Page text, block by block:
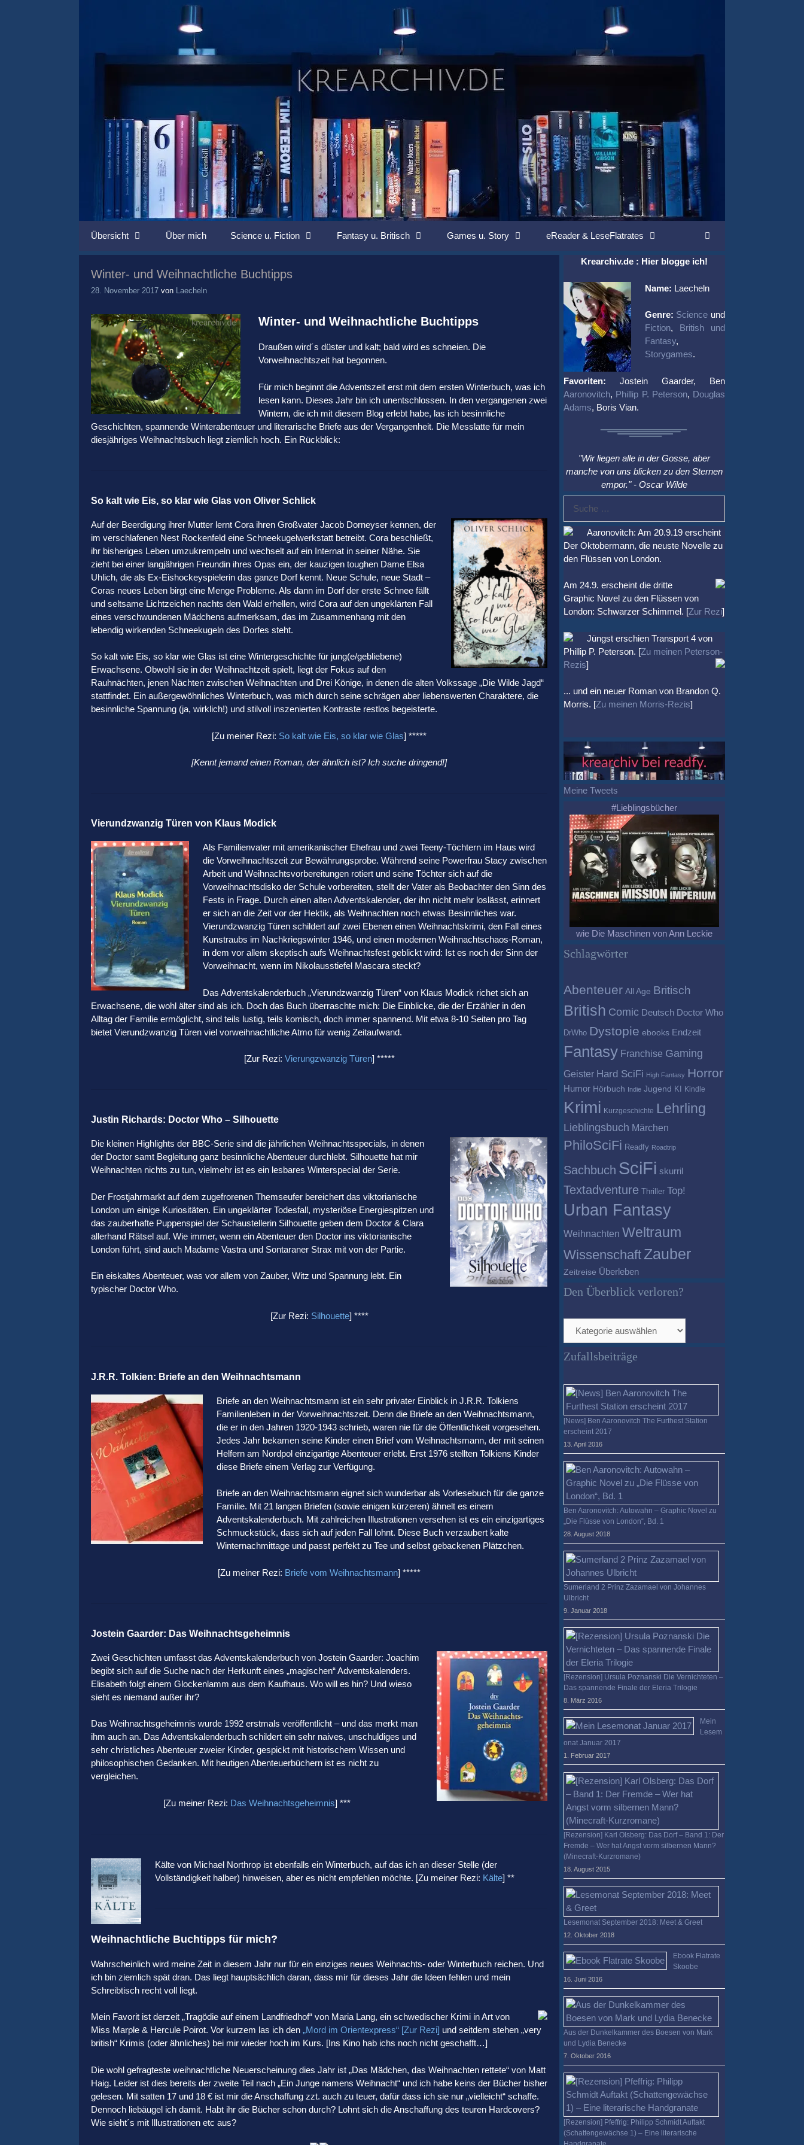
Übersicht Über mich Science u. Fiction Fantasy u. Britisch Games u. Story eReader & LeseFlatrates
Winter- und Weihnachtliche Buchtipps
28. November 2017 von Laecheln
Winter- und Weihnachtliche Buchtipps
Draußen wird´s düster und kalt; bald wird es schneien. Die
Vorweihnachtszeit hat begonnen.
Für mich beginnt die Adventszeit erst mit dem ersten Winterbuch, was ich
lesen kann. Dieses Jahr bin ich unentschlossen. In den vergangenen zwei
Wintern, die ich mit diesem Blog erlebt habe, las ich besinnliche
Geschichten, spannende Winterabenteuer und literarische Briefe aus der Vergangenheit. Die Messlatte für mein
diesjähriges Weihnachtsbuch liegt ziemlich hoch. Ein Rückblick:
So kalt wie Eis, so klar wie Glas von Oliver Schlick
Auf der Beerdigung ihrer Mutter lernt Cora ihren Großvater Jacob Dorneyser kennen, der
im verschlafenen Nest Rockenfeld eine Schneekugelwerkstatt betreibt. Cora beschließt,
ihr bisheriges Leben umzukrempeln und wechselt auf ein Internat in seiner Nähe. Sie
zieht bei einer langjährigen Freundin ihres Opas ein, der kauzigen toughen Dame Elsa
Uhlich, die als Ex-Eishockeyspielerin das ganze Dorf kennt. Neue Schule, neue Stadt –
Coras neues Leben birgt eine Menge Probleme. Als dann im Dorf der erste Schnee fällt
und seltsame Lichtzeichen nachts den Wald erhellen, wird Cora auf den ungeklärten Fall
eines verschwundenen Mädchens aufmerksam, das im Zusammenhang mit den
lebendig wirkenden Schneekugeln des Dorfes steht.
So kalt wie Eis, so klar wie Glas ist eine Wintergeschichte für jung(e/gebliebene)
Erwachsene. Obwohl sie in der Weihnachtzeit spielt, liegt der Fokus auf den
Rauhnächten, jenen Nächten zwischen Weihnachten und Drei Könige, in denen die alten Volkssage „Die Wilde Jagd“
stattfindet. Ein außergewöhnliches Winterbuch, was mich durch seine schrägen aber liebenswerten Charaktere, die
besinnliche Spannung (ja, wirklich!) und stilvoll inszenierten Kontraste restlos begeisterte.
[Zu meiner Rezi: So kalt wie Eis, so klar wie Glas] *****
[Kennt jemand einen Roman, der ähnlich ist? Ich suche dringend!]
Vierundzwanzig Türen von Klaus Modick
Als Familienvater mit amerikanischer Ehefrau und zwei Teeny-Töchtern im Haus wird
die Vorweihnachtszeit zur Bewährungsprobe. Während seine Powerfrau Stacy zwischen
Arbeit und Weihnachtsvorbereitungen rotiert und seine Töchter sich auf die
Vorweihnachtsdisko der Schule vorbereiten, stellt der Vater als Beobachter den Sinn des
Fests in Frage. Durch einen alten Adventskalender, der ihn nicht mehr loslässt, erinnert
er sich an die Zeit vor der Hektik, als Weihnachten noch etwas Besinnliches war.
Vierundzwanzig Türen schildert auf zwei Ebenen einen Weihnachtskrimi, den Fall eines
Kunstraubs im Nachkriegswinter 1946, und einen modernen Weihnachtschaos-Roman,
in dem vor allem skeptisch aufs Weihnachtsfest geblickt wird: Ist es noch der Sinn der
Vorweihnacht, wenn im Nikolausstiefel Mascara steckt?
Das Adventskalenderbuch „Vierundzwanzig Türen“ von Klaus Modick richet sich an
Erwachsene, die wohl älter sind als ich. Doch das Buch überraschte mich: Die Einblicke, die der Erzähler in den
Alltag der Familie ermöglicht, sind teils lustig, teils komisch, doch immer spannend. Mit etwa 8-10 Seiten pro Tag
bietet Vierundzwanzig Türen viel vorweihnachtliche Atmo für wenig Zeitaufwand.
[Zur Rezi: Vierungzwanzig Türen] *****
Justin Richards: Doctor Who – Silhouette
Die kleinen Highlights der BBC-Serie sind die jährlichen Weihnachtsspecials, in denen
der Doctor samt Begleitung ganz besinnliche Abenteuer durchlebt. Silhouette hat mir
Weihnachten nichts zu tun, vielmehr ist es ein lesbares Winterspecial der Serie.
Der Frostjahrmarkt auf dem zugefrorenen Themseufer bereichert das viktorianische
London um einige Kuriositäten. Ein ungeklärter Todesfall, mysteriöse Energiespitzen und
das zauberhafte Puppenspiel der Schaustellerin Silhouette geben dem Doctor & Clara
allerhand Rätsel auf. Wie immer, wenn ein Abenteuer den Doctor ins viktorianische
London führt, sind auch Madame Vastra und Sontaraner Strax mit von der Partie.
Ein eiskaltes Abenteuer, was vor allem von Zauber, Witz und Spannung lebt. Ein
typischer Doctor Who.
[Zur Rezi: Silhouette] ****
J.R.R. Tolkien: Briefe an den Weihnachtsmann
Briefe an den Weihnachtsmann ist ein sehr privater Einblick in J.R.R. Tolkiens
Familienleben in der Vorweihnachtszeit. Denn die Briefe an den Weihnachtsmann,
die er in den Jahren 1920-1943 schrieb, waren nie für die Öffentlichkeit vorgesehen.
Jedes Jahr bekamen seine Kinder einen Brief vom Weihnachtsmann, der mit seinen
Helfern am Nordpol einzigartige Abenteuer erlebt. Erst 1976 stellten Tolkiens Kinder
diese Briefe einem Verlag zur Verfügung.
Briefe an den Weihnachtsmann eignet sich wunderbar als Vorlesebuch für die ganze
Familie. Mit 21 langen Briefen (sowie einigen kürzeren) ähnelt es einem
Adventskalenderbuch. Mit zahlreichen Illustrationen versehen ist es ein einzigartiges
Schmuckstück, dass sich auf jeden Fall lohnt. Diese Buch verzaubert kalte
Winternachmittage und passt perfekt zu Tee und selbst gebackenen Plätzchen.
[Zu meiner Rezi: Briefe vom Weihnachtsmann] *****
Jostein Gaarder: Das Weihnachtsgeheimnis
Zwei Geschichten umfasst das Adventskalenderbuch von Jostein Gaarder: Joachim
begibt sich auf die Suche nach der Herkunft eines „magischen“ Adventskalenders.
Elisabeth folgt einem Glockenlamm aus dem Kaufhaus. Wo will es hin? Und wieso
sieht es niemand außer ihr?
Das Weihnachtsgeheimnis wurde 1992 erstmals veröffentlicht – und das merkt man
ihm auch an. Das Adventskalenderbuch schildert ein sehr naives, unschuldiges und
sehr christliches Abenteuer zweier Kinder, gespickt mit historischem Wissen und
philosophischen Gedanken. Mit heutigen Abenteuerbüchern ist es nicht zu
vergleichen.
[Zu meiner Rezi: Das Weihnachtsgeheimnis] ***
Kälte von Michael Northrop ist ebenfalls ein Winterbuch, auf das ich an dieser Stelle (der
Vollständigkeit halber) hinweisen, aber es nicht empfehlen möchte. [Zu meiner Rezi: Kälte] **
Weihnachtliche Buchtipps für mich?
Wahrscheinlich wird meine Zeit in diesem Jahr nur für ein einziges neues Weihnachts- oder Winterbuch reichen. Und
ich bin ziemlich spät dran. Das liegt hauptsächlich daran, dass mir für dieses Jahr die Ideen fehlen und mein
Schreibtisch recht voll liegt.
Mein Favorit ist derzeit „Tragödie auf einem Landfriedhof“ von Maria Lang, ein schwedischer Krimi in Art von
Miss Marple & Hercule Poirot. Vor kurzem las ich den „Mord im Orientexpress“ [Zur Rezi] und seitdem stehen „very
british“ Krimis (oder ähnliches) bei mir wieder hoch im Kurs. [Ins Kino hab ichs noch nicht geschafft…]
Die wohl gefragteste weihnachtliche Neuerscheinung dies Jahr ist „Das Mädchen, das Weihnachten rettete“ von Matt
Haig. Leider ist dies bereits der zweite Teil nach „Ein Junge namens Weihnacht“ und ich habe keins der Bücher bisher
gelesen. Mit satten 17 und 18 € ist mir die Anschaffung zzt. auch zu teuer, dafür dass ich sie nur „vielleicht“ schaffe.
Dennoch liebäugel ich damit. Habt ihr die Bücher schon durch? Lohnt sich die Anschaffung des teuren Hardcovers?
Wie sieht´s mit Illustrationen etc aus?
Krearchiv.de : Hier blogge ich!
Name: Laecheln
Genre: Science und
Fiction, British und
Fantasy,
Storygames.
Favoriten: Jostein Gaarder, Ben
Aaronovitch, Phillip P. Peterson, Douglas
Adams, Boris Vian.
"Wir liegen alle in der Gosse, aber
manche von uns blicken zu den Sternen
empor." - Oscar Wilde
nach:
Aaronovitch: Am 20.9.19 erscheint
Der Oktobermann, die neuste Novelle zu
den Flüssen von London.
Am 24.9. erscheint die dritte
Graphic Novel zu den Flüssen von
London: Schwarzer Schimmel. [Zur Rezi]
Jüngst erschien Transport 4von
Phillip P. Peterson. [Zu meinen Peterson-
Rezis]
... und ein neuer Roman von Brandon Q.
Morris. [Zu meinen Morris-Rezis]
Meine Tweets
#Lieblingsbücher
wie Die Maschinen von Ann Leckie
Schlagwörter
Abenteuer All Age Britisch
British Comic Deutsch Doctor Who
DrWho Dystopie ebooks Endzeit
Fantasy Franchise Gaming
Geister Hard SciFi High Fantasy Horror
Humor Hörbuch Indie Jugend KI Kindle
Krimi Kurzgeschichte Lehrling
Lieblingsbuch Märchen
PhiloSciFi Readfy Roadtrip
Sachbuch SciFi skurril
Textadventure Thriller Top!
Urban Fantasy
Weihnachten Weltraum
Wissenschaft Zauber
Zeitreise Überleben
Den Überblick verloren?
Überblick
verloren?
Zufallsbeiträge
[News] Ben Aaronovitch The Furthest Station
erscheint 2017
13. April 2016
Ben Aaronovitch: Autowahn – Graphic Novel zu
„Die Flüsse von London“, Bd. 1
28. August 2018
Sumerland 2 Prinz Zazamael von Johannes
Ulbricht
9. Januar 2018
[Rezension] Ursula Poznanski Die Vernichteten –
Das spannende Finale der Eleria Trilogie
8. März 2016
Mein
Lesem
onat Januar 2017
1. Februar 2017
[Rezension] Karl Olsberg: Das Dorf – Band 1: Der
Fremde – Wer hat Angst vorm silbernen Mann?
(Minecraft-Kurzromane)
18. August 2015
Lesemonat September 2018: Meet & Greet
12. Oktober 2018
Ebook Flatrate
Skoobe
16. Juni 2016
Aus der Dunkelkammer des Boesen von Mark
und Lydia Benecke
7. Oktober 2016
[Rezension] Pfeffrig: Philipp Schmidt Auftakt
(Schattengewächse 1) – Eine literarische